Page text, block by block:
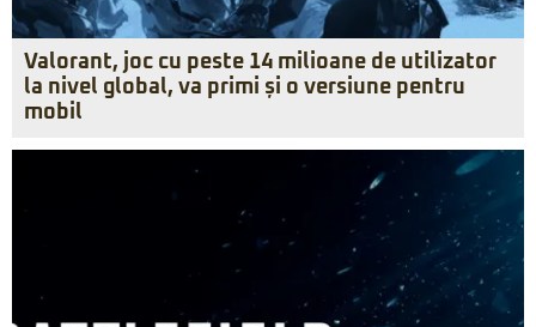
Valorant, joc cu peste 14 milioane de utilizator
la nivel global, va primi și o versiune pentru
mobil